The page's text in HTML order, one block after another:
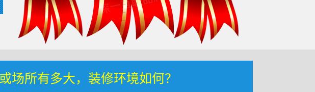
场所有多大，装修环境如何？